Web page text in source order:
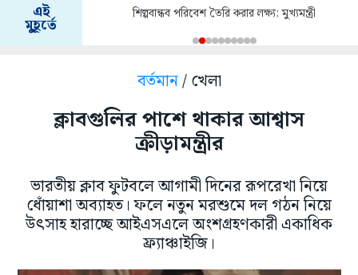
এই
মুহূর্তে
শিল্পবান্ধব পরিবেশ তৈরি করার লক্ষ্য: মুখ্যমন্ত্রী
বর্তমান/ খেলা
ক্লাবগুলির পাশে থাকার আশ্বাস
ক্রীড়ামন্ত্রীর
ভারতীয় ক্লাব ফুটবলে আগামী দিনের রূপরেখা নিয়ে
ধোঁয়াশা অব্যাহত। ফলে নতুন মরশুমে দল গঠন নিয়ে
উৎসাহ হারাচ্ছে আইএসএলে অংশগ্রহণকারী একাধিক
ফ্র্যাঞ্চাইজি।